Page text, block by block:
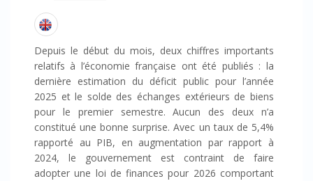
Depuis le début du mois, deux chiffres importants
relatifs à l’économie française ont été publiés : la
dernière estimation du déficit public pour l’année
2025 et le solde des échanges extérieurs de biens
pour le premier semestre. Aucun des deux n’a
constitué une bonne surprise. Avec un taux de 5,4%
rapporté au PIB, en augmentation par rapport à
2024, le gouvernement est contraint de faire
adopter une loi de finances pour 2026 comportant